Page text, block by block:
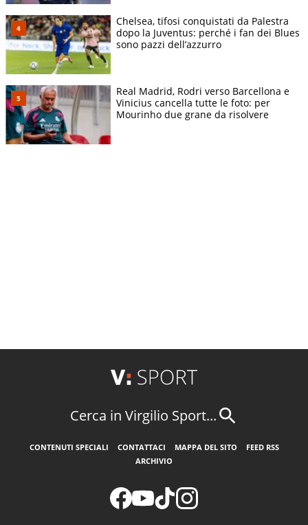
Chelsea, tifosi conquistati da Palestra
dopo la Juventus: perché i fan dei Blues
sono pazzi dell’azzurro
Real Madrid, Rodri verso Barcellona e
Vinicius cancella tutte le foto: per
Mourinho due grane da risolvere
Cerca in Virgilio Sport...
CONTENUTI SPECIALI CONTATTACI MAPPA DEL SITO
FEED RSS
ARCHIVIO